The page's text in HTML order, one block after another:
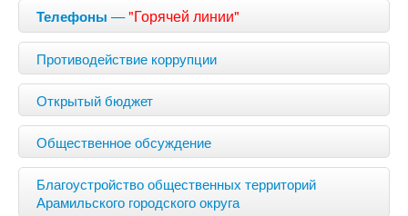
Телефоны —"Горячей линии"
Противодействие коррупции
Открытый бюджет
Общественное обсуждение
Благоустройство общественных территорий
Арамильского городского округа